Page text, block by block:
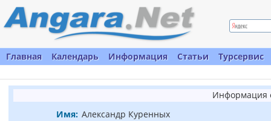
Главная Календарь Информация Статьи Турсервис
Информация
Имя: Александр Куренных